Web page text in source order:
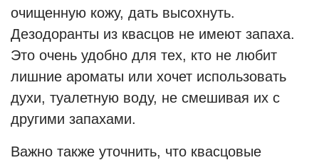
очищенную кожу, дать высохнуть.
Дезодоранты из квасцов не имеют запаха.
Это очень удобно для тех, кто не любит
лишние ароматы или хочет использовать
духи, туалетную воду, не смешивая их с
другими запахами.
Важно также уточнить, что квасцовые